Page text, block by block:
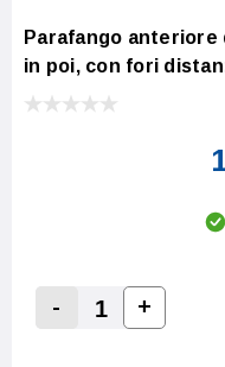
Parafango anteriore
in poi, con fori
Decrease Quantity:
-
Increase
+